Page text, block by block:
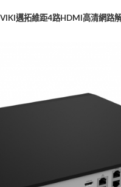
邁拓維距4路HDMI高清網路